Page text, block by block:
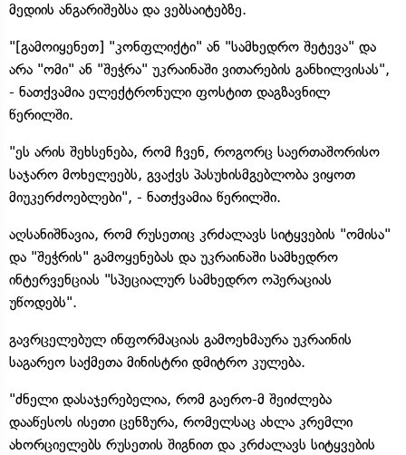
მედიის ანგარიშებსა და ვებსაიტებზე.
"[გამოიყენეთ] "კონფლიქტი" ან "სამხედრო შეტევა" და
არა "ომი" ან "შეჭრა" უკრაინაში ვითარების განხილვისას",
- ნათქვამია ელექტრონული ფოსტით დაგზავნილ
წერილში.
"ეს არის შეხსენება, რომ ჩვენ, როგორც საერთაშორისო
საჯარო მოხელეებს, გვაქვს პასუხისმგებლობა ვიყოთ
მიუკერძოებლები", - ნათქვამია წერილში.
აღსანიშნავია, რომ რუსეთიც კრძალავს სიტყვების "ომისა"
და "შეჭრის" გამოყენებას და უკრაინაში სამხედრო
ინტერვენციას "სპეციალურ სამხედრო ოპერაციას
უწოდებს".
გავრცელებულ ინფორმაციას გამოეხმაურა უკრაინის
საგარეო საქმეთა მინისტრი დმიტრო კულება.
"ძნელი დასაჯერებელია, რომ გაერო-მ შეიძლება
დააწესოს ისეთი ცენზურა, რომელსაც ახლა კრემლი
ახორციელებს რუსეთის შიგნით და კრძალავს სიტყვების